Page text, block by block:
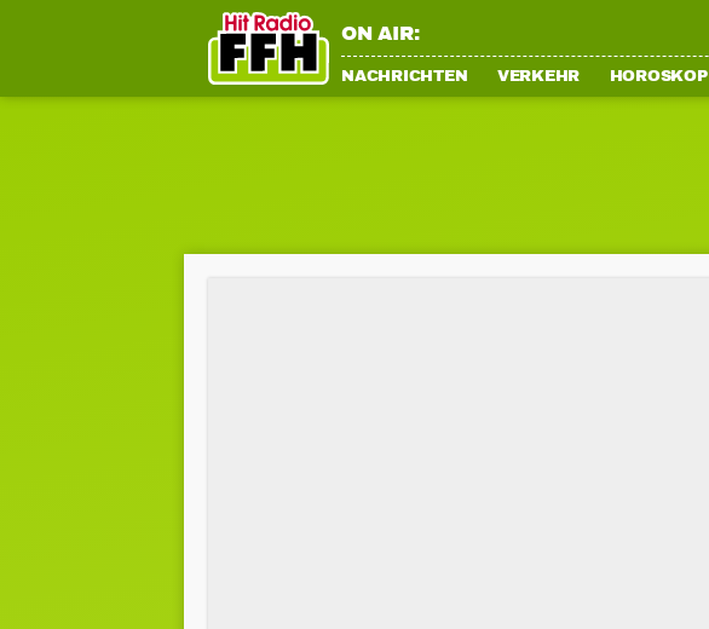
ON AIR:
NACHRICHTEN VERKEHR HOROSKOP